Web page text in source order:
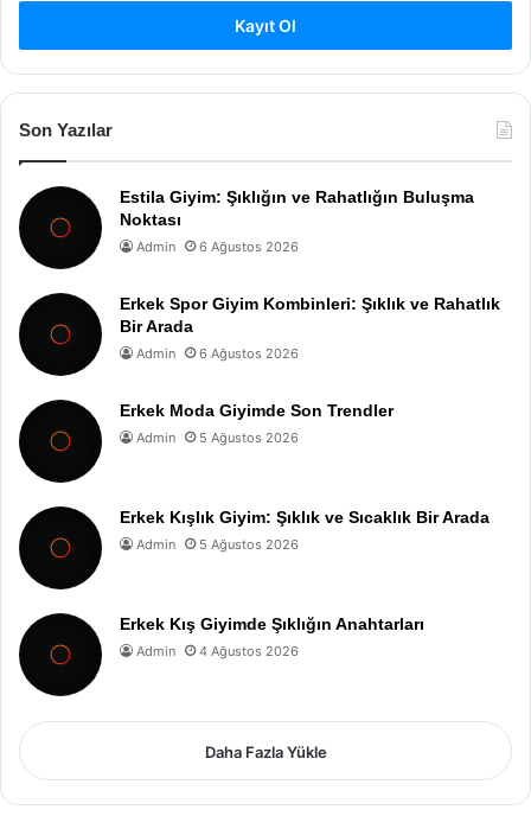
Kayıt Ol
Son Yazılar
Estila Giyim: Şıklığın ve Rahatlığın Buluşma
Noktası
Admin 6 Ağustos 2026
Erkek Spor Giyim Kombinleri: Şıklık ve Rahatlık
Bir Arada
Admin 6 Ağustos 2026
Erkek Moda Giyimde Son Trendler
Admin 5 Ağustos 2026
Erkek Kışlık Giyim: Şıklık ve Sıcaklık Bir Arada
Admin 5 Ağustos 2026
Erkek Kış Giyimde Şıklığın Anahtarları
Admin 4 Ağustos 2026
Daha Fazla Yükle